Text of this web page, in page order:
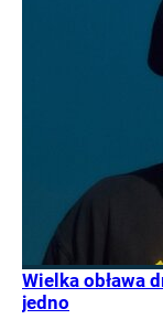
Wielka obława
jedno